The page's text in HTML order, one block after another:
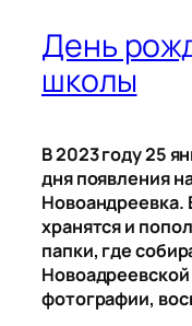
День
школы
В 2023 году 25
дня появления
Новоандреевка.
хранятся и
папки, где
фотографии,